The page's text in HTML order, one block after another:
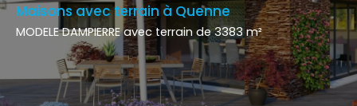
Maisons avec terrain à Quenne
MODELE DAMPIERRE avec terrain de 3383 m²